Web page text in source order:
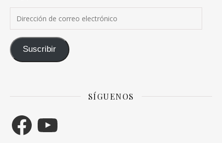
Suscribir
SÍGUENOS
Facebook